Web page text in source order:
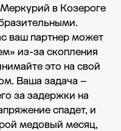
в Козероге
ваш партнер может
из-за скопления
это на свой
Ваша задача –
за задержки на
спадет, и
медовый месяц,